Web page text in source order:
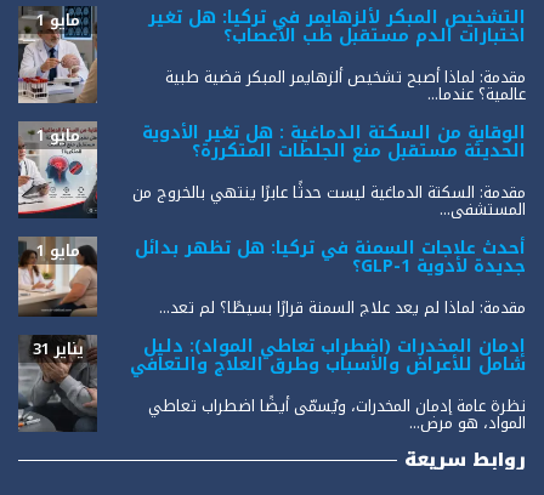
التشخيص المبكر لألزهايمر في تركيا: هل تغير
اختبارات الدم مستقبل طب الأعصاب؟
مايو 1
مقدمة: لماذا أصبح تشخيص ألزهايمر المبكر قضية طبية
عالمية؟ عندما...
الوقاية من السكتة الدماغية : هل تغير الأدوية
الحديثة مستقبل منع الجلطات المتكررة؟
مايو 1
مقدمة: السكتة الدماغية ليست حدثًا عابرًا ينتهي بالخروج من
المستشفى...
أحدث علاجات السمنة في تركيا: هل تظهر بدائل
جديدة لأدوية GLP-1؟
مايو 1
مقدمة: لماذا لم يعد علاج السمنة قرارًا بسيطًا؟ لم تعد...
إدمان المخدرات (اضطراب تعاطي المواد): دليل
شامل للأعراض والأسباب وطرق العلاج والتعافي
يناير 31
نظرة عامة إدمان المخدرات، ويُسمّى أيضًا اضطراب تعاطي
المواد، هو مرض...
روابط سريعة